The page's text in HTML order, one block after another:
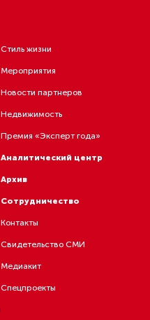
Стиль жизни
Мероприятия
Новости партнеров
Недвижимость
Премия «Эксперт года»
Аналитический центр
Архив
Сотрудничество
Контакты
Свидетельство СМИ
Медиакит
Спецпроекты